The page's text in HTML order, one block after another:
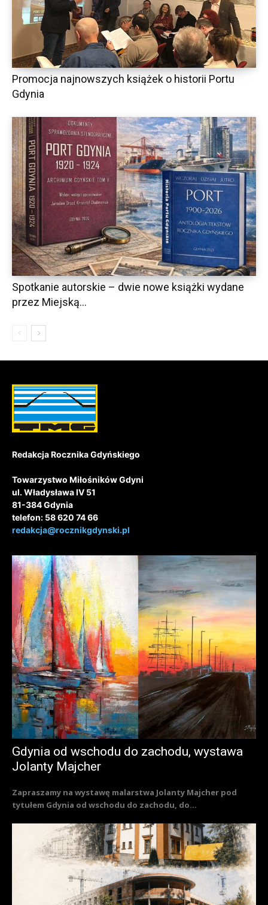
Promocja najnowszych książek o historii Portu
Gdynia
Spotkanie autorskie – dwie nowe książki wydane
przez Miejską...
Redakcja Rocznika Gdyńskiego
Towarzystwo Miłośników Gdyni
ul. Władysława IV 51
81-384 Gdynia
telefon: 58 620 74 66
redakcja@rocznikgdynski.pl
Gdynia od wschodu do zachodu, wystawa
Jolanty Majcher
Zapraszamy na wystawę malarstwa Jolanty Majcher pod
tytułem Gdynia od wschodu do zachodu, do...